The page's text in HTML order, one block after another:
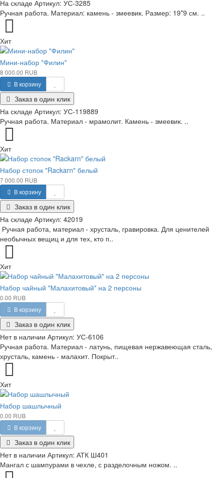
На складе Артикул: УС-3285
Ручная работа. Материал: камень - змеевик. Размер: 19*9 см. ..
Хит
Мини-набор "Филин"
8 000.00 RUB
В корзину
Заказ в один клик
На складе Артикул: УС-119889
Ручная работа. Материал - мрамолит. Камень - змеевик. ..
Хит
Набор стопок "Rackarn" белый
7 000.00 RUB
В корзину
Заказ в один клик
На складе Артикул: 42019
Ручная работа, материал - хрусталь, гравировка. Для ценителей
необычных вещиц и для тех, кто п..
Хит
Набор чайный "Малахитовый" на 2 персоны
0.00 RUB
В корзину
Заказ в один клик
Нет в наличии Артикул: УС-6106
Ручная работа. Материал - латунь, пищевая нержавеющая сталь,
хрусталь, камень - малахит. Покрыт..
Хит
Набор шашлычный
0.00 RUB
В корзину
Заказ в один клик
Нет в наличии Артикул: АТК Ш401
Мангал с шампурами в чехле, с разделочным ножом. ..